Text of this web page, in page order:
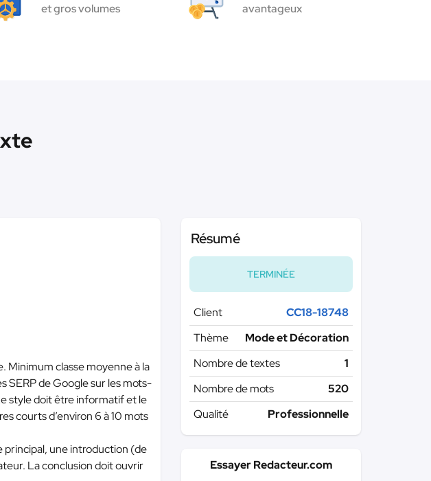
et gros volumes
avantageux
Minimum classe moyenne à la
SERP de Google sur les mots-
style doit être informatif et le
courts d’environ 6 à 10 mots
principal, une introduction (de
La conclusion doit ouvrir
Résumé
TERMINÉE
Client
CC18-18748
Thème
Mode et Décoration
Nombre de textes
1
Nombre de mots
520
Qualité
Professionnelle
Essayer Redacteur.com